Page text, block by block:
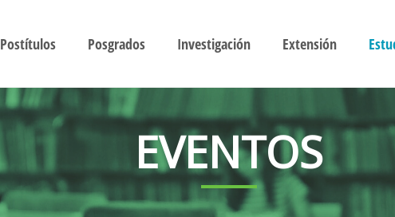
Postítulos Posgrados Investigación Extensión
EVENTOS